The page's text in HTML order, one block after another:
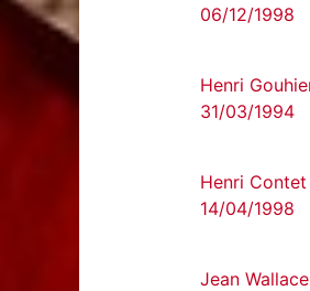
06/12/1998
Henri
31/03/1994
Henri
14/04/1998
Jean